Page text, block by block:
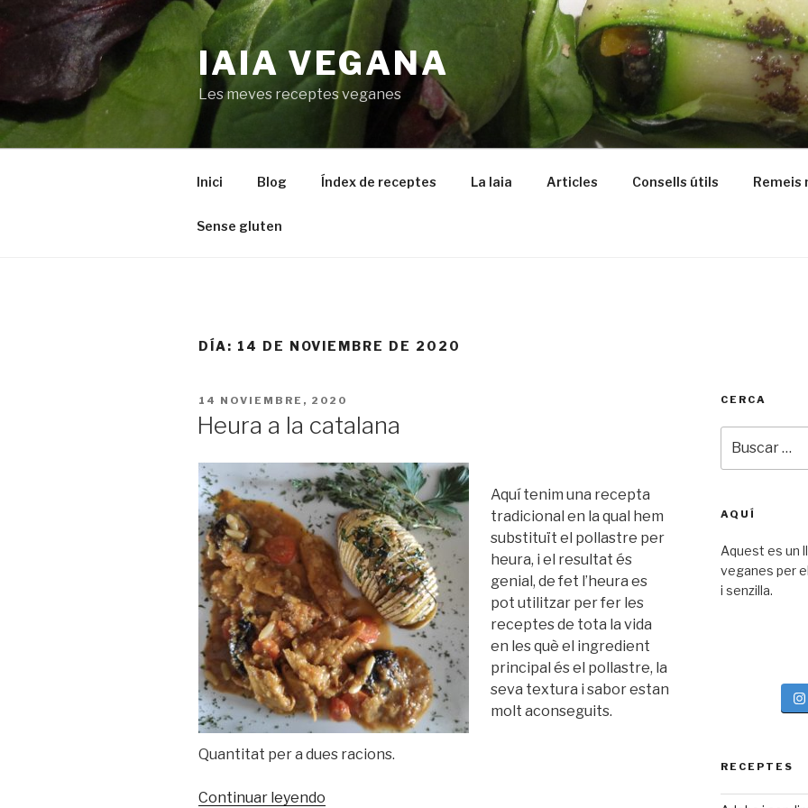
Saltar
al
contenido
IAIA VEGANA
Les meves receptes veganes
Inici Blog Índex de receptes La Iaia Articles Consells útils Remeis
Sense gluten
DÍA: 14 DE NOVIEMBRE DE 2020
PUBLICADO
EL
14 NOVIEMBRE, 2020
Heura a la catalana
Aquí tenim una recepta
tradicional en la qual hem
substituït el pollastre per
heura, i el resultat és
genial, de fet l’heura es
pot utilitzar per fer les
receptes de tota la vida
en les què el ingredient
principal és el pollastre, la
seva textura i sabor estan
molt aconseguits.
Quantitat per a dues racions.
Continuar leyendo
CERCA
por:
AQUÍ
Aquest es un
veganes per
i senzilla.
RECEPTES